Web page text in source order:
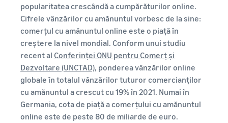
popularitatea crescândă a cumpărăturilor online.
Cifrele vânzărilor cu amănuntul vorbesc de la sine:
comerțul cu amănuntul online este o piață în
creștere la nivel mondial. Conform unui studiu
recent al Conferinței ONU pentru Comerț și
Dezvoltare (UNCTAD), ponderea vânzărilor online
globale în totalul vânzărilor tuturor comercianților
cu amănuntul a crescut cu 19% în 2021. Numai în
Germania, cota de piață a comerțului cu amănuntul
online este de peste 80 de miliarde de euro.